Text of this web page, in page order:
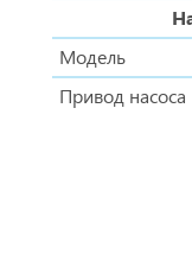
Модель
Привод насоса